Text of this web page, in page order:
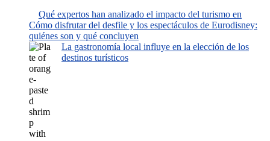
Qué expertos han analizado el impacto del turismo en
Cómo disfrutar del desfile y los espectáculos de Eurodisney:
quiénes son y qué concluyen
La gastronomía local influye en la elección de los
destinos turísticos